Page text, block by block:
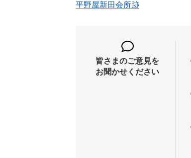
平野屋新田会所跡
皆さまのご意見を
お聞かせください